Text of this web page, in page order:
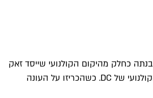
בכיכובו של היוצר ג'יימס גאן, הייתה אירוע לא פחות מפתיע מהעיבוד המחודש ל"יחידת המתאבדים" של שנת 2021. היא נבנתה כחלק מהיקום הקולנועי שייסד זאק
סניידר, כולל סצנת סיום עם הופעות אורח של גיבורי "ליגת הצדק". גאן לא ידע עדיין שהוא עומד לקבל את תפקיד הבוס הגדול ולעשות ריבוט שלם ליקום הקולנועי של DC. כשהכריזו על העונה